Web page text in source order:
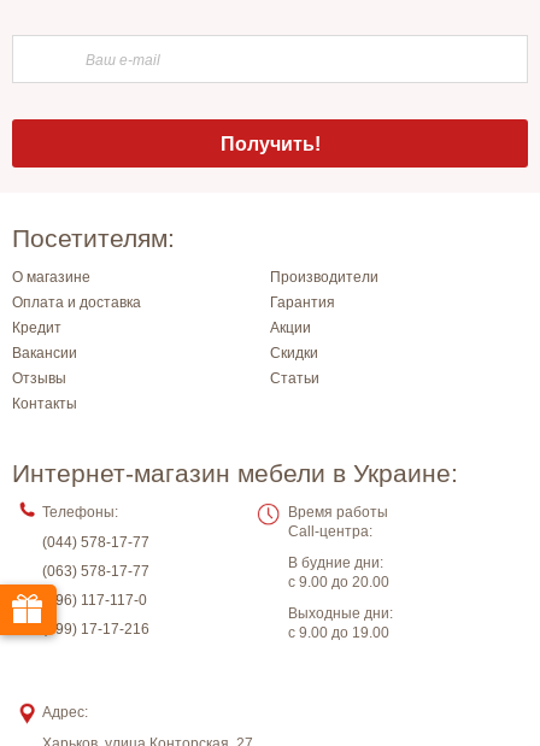
Посетителям:
О магазине
Производители
Оплата и доставка
Гарантия
Кредит
Акции
Вакансии
Скидки
Отзывы
Статьи
Контакты
Интернет-магазин мебели в Украине:
Телефоны:
(044) 578-17-77
(063) 578-17-77
(096) 117-117-0
(099) 17-17-216
Время работы
Call-центра:
В будние дни:
с 9.00 до 20.00
Выходные дни:
с 9.00 до 19.00
Адрес: